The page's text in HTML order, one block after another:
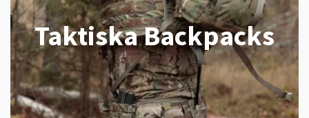
Taktiska Backpacks